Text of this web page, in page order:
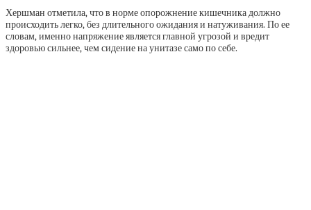
Хершман отметила, что в норме опорожнение кишечника должно
происходить легко, без длительного ожидания и натуживания. По ее
словам, именно напряжение является главной угрозой и вредит
здоровью сильнее, чем сидение на унитазе само по себе.